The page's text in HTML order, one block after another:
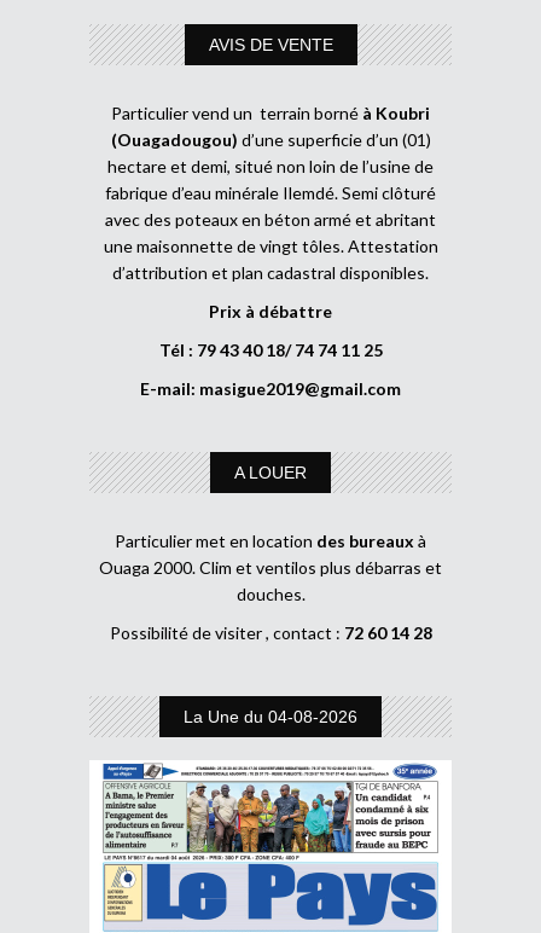
AVIS DE VENTE
Particulier vend un terrain borné à Koubri
(Ouagadougou) d’une superficie d’un (01)
hectare et demi, situé non loin de l’usine de
fabrique d’eau minérale Ilemdé. Semi clôturé
avec des poteaux en béton armé et abritant
une maisonnette de vingt tôles. Attestation
d’attribution et plan cadastral disponibles.
Prix à débattre
Tél : 79 43 40 18/ 74 74 11 25
E-mail: masigue2019@gmail.com
A LOUER
Particulier met en location des bureaux à
Ouaga 2000. Clim et ventilos plus débarras et
douches.
Possibilité de visiter , contact : 72 60 14 28
La Une du 04-08-2026